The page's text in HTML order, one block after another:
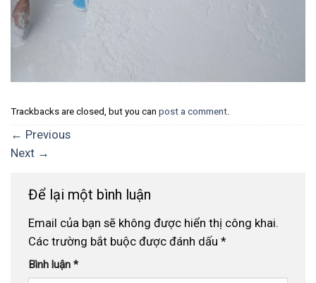
Trackbacks are closed, but you can post a comment.
← Previous
Next →
Để lại một bình luận
Email của bạn sẽ không được hiển thị công khai.
Các trường bắt buộc được đánh dấu *
Bình luận *